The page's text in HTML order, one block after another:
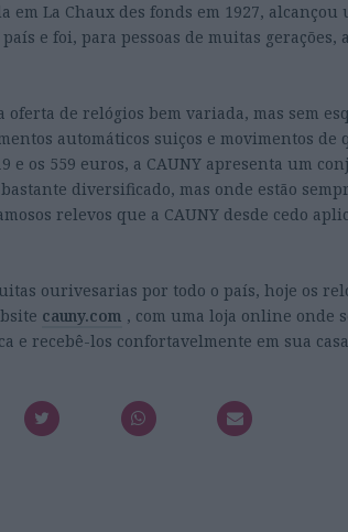
em La Chaux des fonds em 1927, alcançou
e foi, para pessoas de muitas gerações,
oferta de relógios bem variada, mas sem
automáticos suiços e movimentos de
e os 559 euros, a CAUNY apresenta um
diversificado, mas onde estão
relevos que a CAUNY desde cedo
ourivesarias por todo o país, hoje os
cauny.com , com uma loja online onde
e recebê-los confortavelmente em sua casa